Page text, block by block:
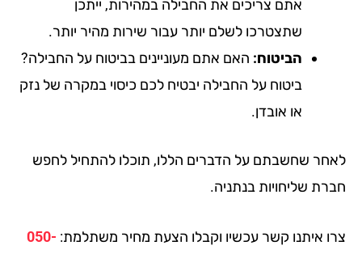
אתם צריכים את החבילה במהירות, ייתכן
שתצטרכו לשלם יותר עבור שירות מהיר יותר.
הביטוח:האם אתם מעוניינים בביטוח על החבילה?
ביטוח על החבילה יבטיח לכם כיסוי במקרה של נזק
או אובדן.
שחשבתם על הדברים הללו, תוכלו להתחיל לחפש
שליחויות בנתניה.
איתנו קשר עכשיו וקבלו הצעת מחיר משתלמת:050-